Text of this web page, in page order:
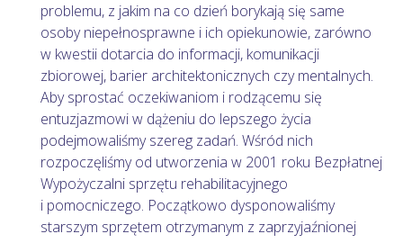
problemu, z jakim na co dzień borykają się same
osoby niepełnosprawne i ich opiekunowie, zarówno
w kwestii dotarcia do informacji, komunikacji
zbiorowej, barier architektonicznych czy mentalnych.
Aby sprostać oczekiwaniom i rodzącemu się
entuzjazmowi w dążeniu do lepszego życia
podejmowaliśmy szereg zadań. Wśród nich
rozpoczęliśmy od utworzenia w 2001 roku Bezpłatnej
Wypożyczalni sprzętu rehabilitacyjnego
i pomocniczego. Początkowo dysponowaliśmy
starszym sprzętem otrzymanym z zaprzyjaźnionej